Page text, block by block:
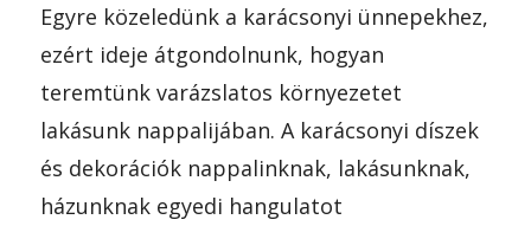
Egyre közeledünk a karácsonyi ünnepekhez,
ezért ideje átgondolnunk, hogyan
teremtünk varázslatos környezetet
lakásunk nappalijában. A karácsonyi díszek
és dekorációk nappalinknak, lakásunknak,
házunknak egyedi hangulatot